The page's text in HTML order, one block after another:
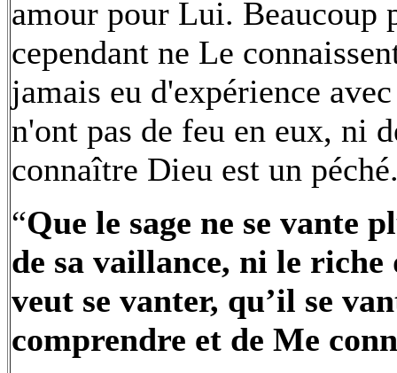
amour pour Lui. Beaucoup
cependant ne Le
jamais eu d'expérience
n'ont pas de feu en eux, ni
connaître Dieu est un
“Que le sage ne se vante
de sa vaillance, ni le
veut se vanter, qu’il se
comprendre et de Me